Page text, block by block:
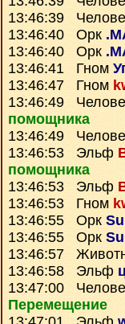
13:46:39
13:46:40 Орк
13:46:40 Орк
13:46:41 Гном
13:46:47 Гном
13:46:49
помощника
13:46:49
13:46:53 Эльф
помощника
13:46:53 Эльф
13:46:53 Гном
13:46:55 Орк
13:46:55 Орк
13:46:57
13:46:58 Эльф
13:47:00
Перемещение